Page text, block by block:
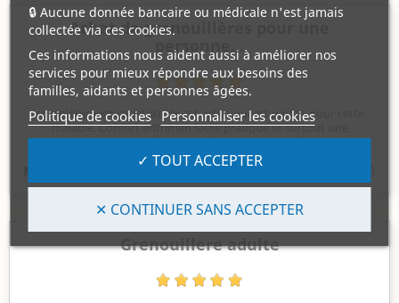
Achat de grenouillères pour une
personne...
complètement satisfaite de cet achat qui est parfait pour cette
maladie. Confort entretien facile pratique et surtout une
protection bien assurée. Livraison rapide
Grenouillere adulte
🔒 Aucune donnée bancaire ou médicale n'est jamais
collectée via ces cookies.
Ces informations nous aident aussi à améliorer nos
services pour mieux répondre aux besoins des
familles, aidants et personnes âgées.
Politique de cookies Personnaliser les cookies
✕ CONTINUER SANS ACCEPTER
✓ TOUT ACCEPTER